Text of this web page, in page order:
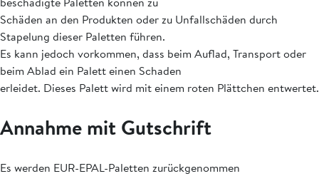
Schäden an den Produkten oder zu Unfallschäden durch
Stapelung dieser Paletten führen.
Es kann jedoch vorkommen, dass beim Auflad, Transport oder
beim Ablad ein Palett einen Schaden
erleidet. Dieses Palett wird mit einem roten Plättchen entwertet.
Annahme mit Gutschrift
Es werden EUR-EPAL-Paletten zurückgenommen